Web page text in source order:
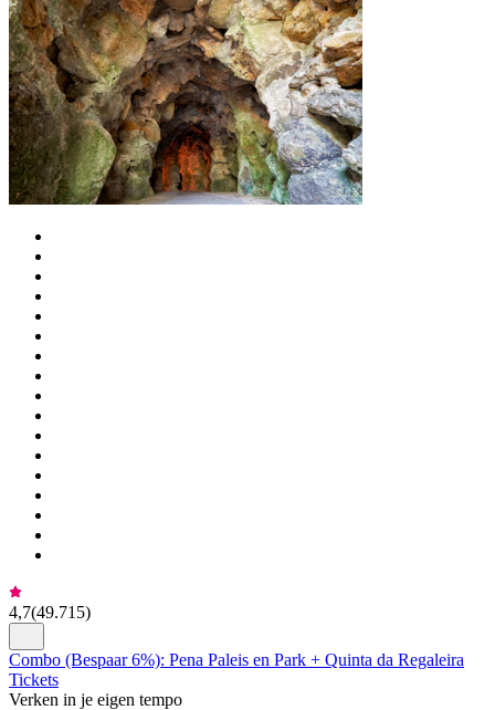
4,7(49.715)
Combo (Bespaar 6%): Pena Paleis en Park + Quinta da Regaleira
Tickets
Verken in je eigen tempo